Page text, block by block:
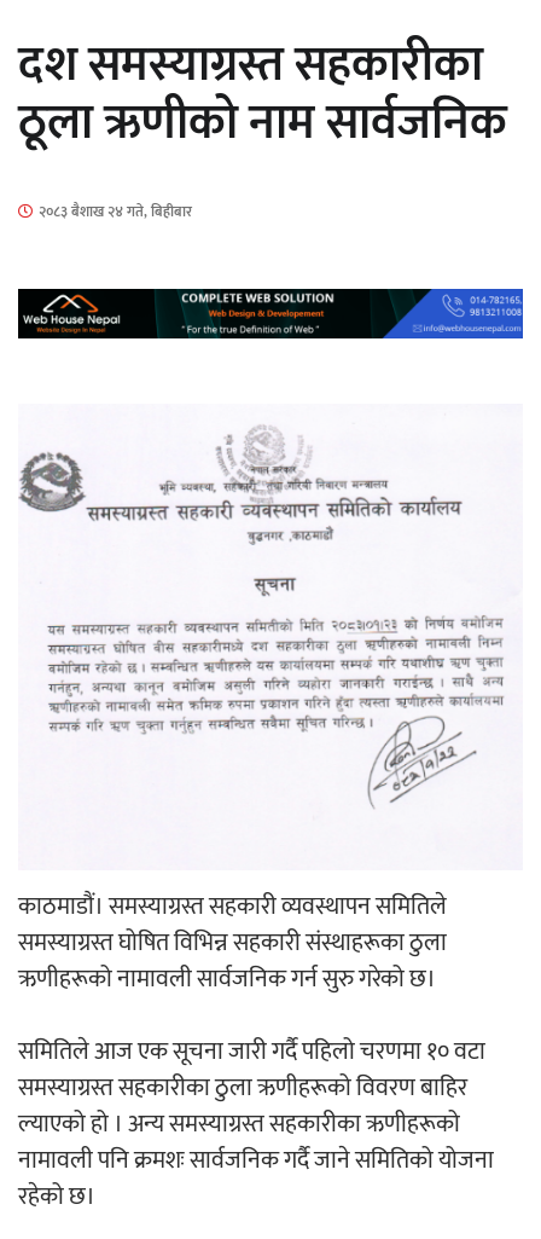
नियन्त्रणमा
‘ईयुमा डट कम’ले बुधबारदेखि आफ्नो
औपचारिक सेवा सञ्चालनमा
हलमा छैन ‘गौँथली’को टिकट
‘आइतबारको अफिस’ को परिचर्चा सम्पन्न
अर्जुन चन्द्रको ‘संवेदनाका प्रतिध्वनि’
दश समस्याग्रस्त सहकारीका
ठूला ऋणीको नाम सार्वजनिक
२०८३ बैशाख २४ गते, बिहीबार
काठमाडौं। समस्याग्रस्त सहकारी व्यवस्थापन समितिले
समस्याग्रस्त घोषित विभिन्न सहकारी संस्थाहरूका ठुला
ऋणीहरूको नामावली सार्वजनिक गर्न सुरु गरेको छ।
समितिले आज एक सूचना जारी गर्दै पहिलो चरणमा १० वटा
समस्याग्रस्त सहकारीका ठुला ऋणीहरूको विवरण बाहिर
ल्याएको हो । अन्य समस्याग्रस्त सहकारीका ऋणीहरूको
नामावली पनि क्रमशः सार्वजनिक गर्दै जाने समितिको योजना
रहेको छ।